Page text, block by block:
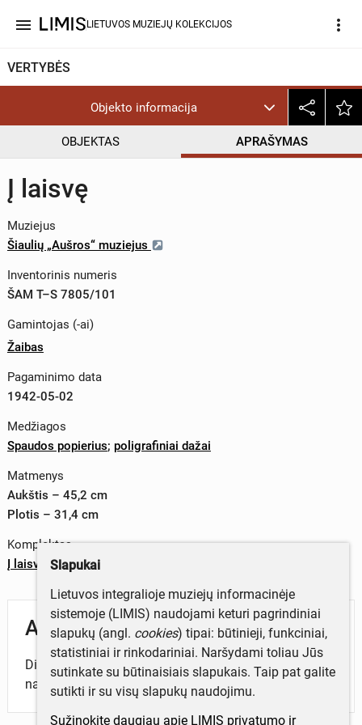
menu LIETUVOS MUZIEJŲ KOLEKCIJOS more_vert
VERTYBĖS
Objekto informacija
OBJEKTAS APRAŠYMAS
Į laisvę
Muziejus
Šiaulių „Aušros“ muziejus
Inventorinis numeris
ŠAM T–S 7805/101
Gamintojas (-ai)
Žaibas
Pagaminimo data
1942-05-02
Medžiagos
Spaudos popierius; poligrafiniai dažai
Matmenys
Aukštis – 45,2 cm
Plotis – 31,4 cm
Komplektas
Į laisvę
Aprašymas
Dienraštyje išspausdintos miesto, šalies, pasaulio
naujienos, įvairūs potvarkiai, skelbimai ir kt.
Slapukai
Lietuvos integralioje muziejų informacinėje
sistemoje (LIMIS) naudojami keturi pagrindiniai
slapukų (angl. cookies) tipai: būtinieji, funkciniai,
statistiniai ir rinkodariniai. Naršydami toliau Jūs
sutinkate su būtinaisiais slapukais. Taip pat galite
sutikti ir su visų slapukų naudojimu.
Sužinokite daugiau apie LIMIS privatumo ir